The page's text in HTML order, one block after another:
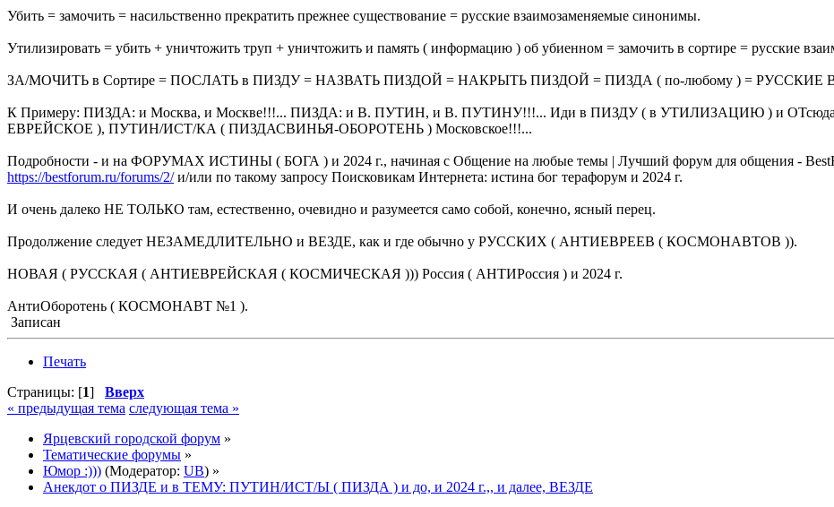
Убить = замочить = насильственно прекратить прежнее существование = русские взаимозаменяемые синонимы.
Утилизировать = убить + уничтожить труп + уничтожить и память ( информацию ) об убиенном = замочить в сортире = русские
ЗА/МОЧИТЬ в Сортире = ПОСЛАТЬ в ПИЗДУ = НАЗВАТЬ ПИЗДОЙ = НАКРЫТЬ ПИЗДОЙ = ПИЗДА ( по-любому ) =
К Примеру: ПИЗДА: и Москва, и Москве!!!... ПИЗДА: и В. ПУТИН, и В. ПУТИНУ!!!... Иди в ПИЗДУ ( в УТИЛИЗАЦИЮ ) и
ЕВРЕЙСКОЕ ), ПУТИН/ИСТ/КА ( ПИЗДАСВИНЬЯ-ОБОРОТЕНЬ ) Московское!!!...
Подробности - и на ФОРУМАХ ИСТИНЫ ( БОГА ) и 2024 г., начиная с Общение на любые темы | Лучший форум для общения -
https://bestforum.ru/forums/2/и/или по такому запросу Поисковикам Интернета: истина бог терафорум и 2024 г.
И очень далеко НЕ ТОЛЬКО там, естественно, очевидно и разумеется само собой, конечно, ясный перец.
Продолжение следует НЕЗАМЕДЛИТЕЛЬНО и ВЕЗДЕ, как и где обычно у РУССКИХ ( АНТИЕВРЕЕВ ( КОСМОНАВТОВ )).
НОВАЯ ( РУССКАЯ ( АНТИЕВРЕЙСКАЯ ( КОСМИЧЕСКАЯ ))) Россия ( АНТИРоссия ) и 2024 г.
АнтиОборотень ( КОСМОНАВТ №1 ).
Записан
Печать
Страницы: [1] Вверх
« предыдущая тема следующая тема »
Ярцевский городской форум »
Тематические форумы »
Юмор :))) (Модератор: UB) »
Анекдот о ПИЗДЕ и в ТЕМУ: ПУТИН/ИСТ/Ы ( ПИЗДА ) и до, и 2024 г.,, и далее, ВЕЗДЕ